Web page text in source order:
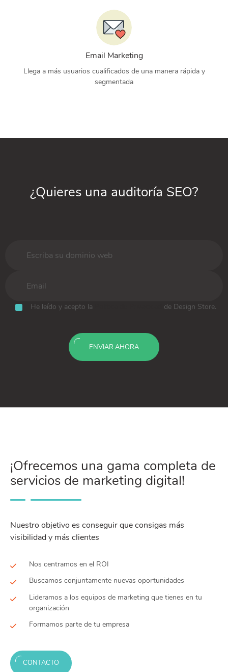
Email Marketing
Llega a más usuarios cualificados de una manera rápida y
segmentada
¿Quieres una auditoría SEO?
He leído y acepto la de Design Store.
ENVIAR AHORA
¡Ofrecemos una gama completa de
servicios de marketing digital!
Nuestro objetivo es conseguir que consigas más
visibilidad y más clientes
Nos centramos en el ROI
Buscamos conjuntamente nuevas oportunidades
Lideramos a los equipos de marketing que tienes en tu
organización
Formamos parte de tu empresa
CONTACTO